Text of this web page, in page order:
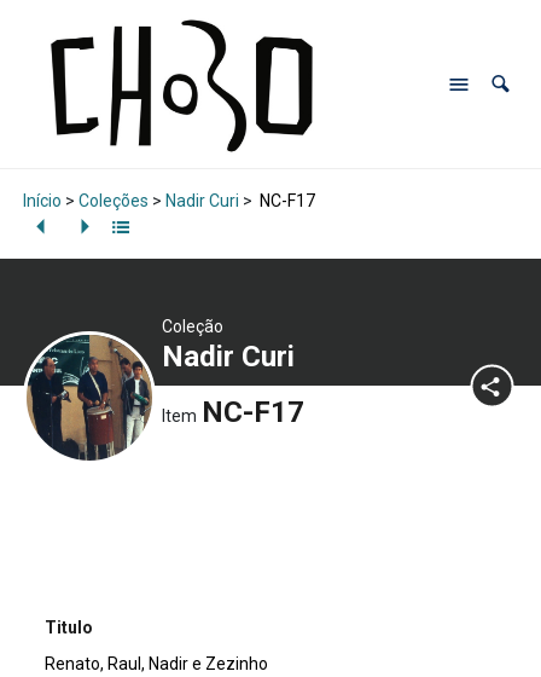
Início > Coleções > Nadir Curi > NC-F17
Coleção
Nadir Curi
Item NC-F17
Titulo
Renato, Raul, Nadir e Zezinho